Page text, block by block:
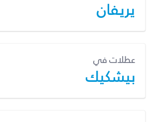
يريفان
عطلات في
بيشكيك